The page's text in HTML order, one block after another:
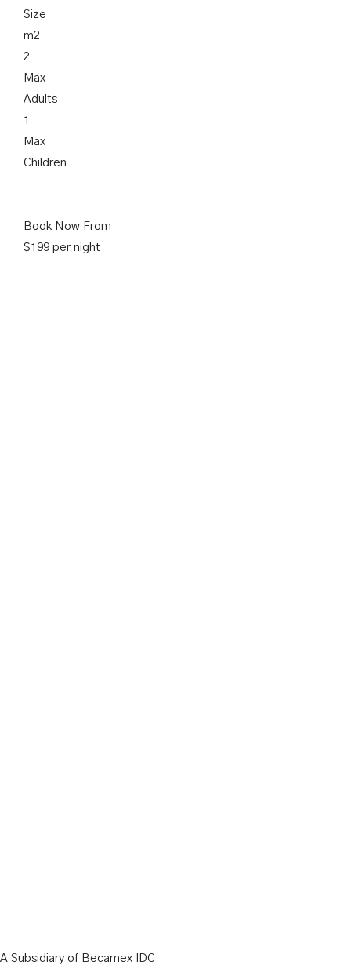
Size
m2
2
Max
Adults
1
Max
Children
Book Now From
$199 per night
A Subsidiary of Becamex IDC